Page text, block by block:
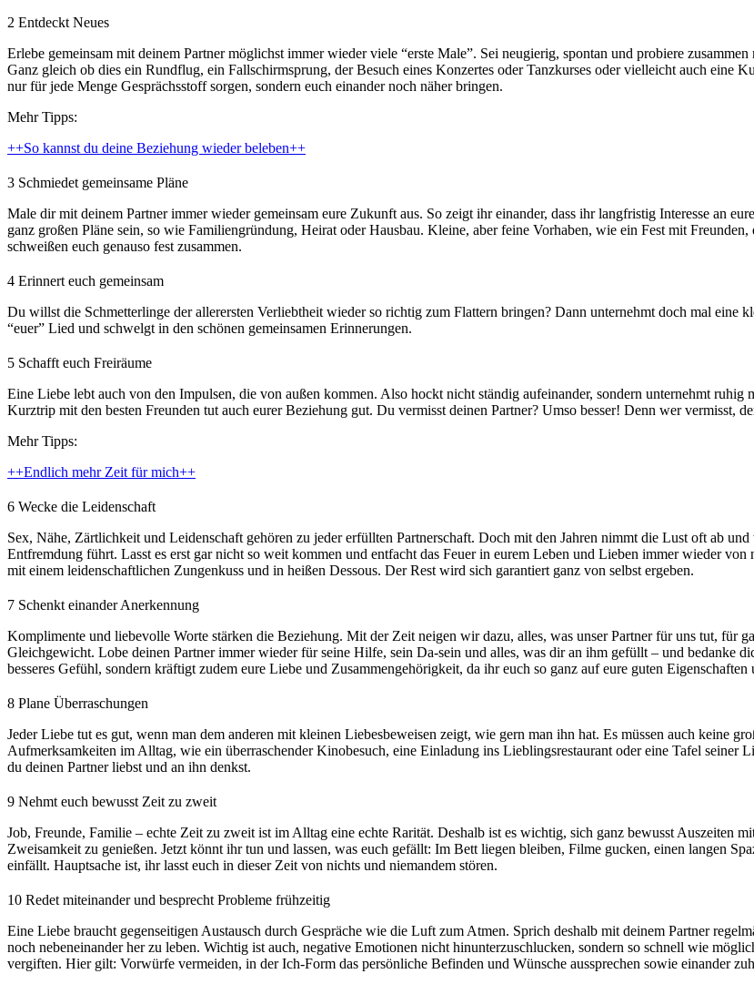
2 Entdeckt Neues
Erlebe gemeinsam mit deinem Partner möglichst immer wieder viele “erste Male”. Sei neugierig, spontan und probiere
Ganz gleich ob dies ein Rundflug, ein Fallschirmsprung, der Besuch eines Konzertes oder Tanzkurses oder vielleicht auch eine
nur für jede Menge Gesprächsstoff sorgen, sondern euch einander noch näher bringen.
Mehr Tipps:
++So kannst du deine Beziehung wieder beleben++
3 Schmiedet gemeinsame Pläne
Male dir mit deinem Partner immer wieder gemeinsam eure Zukunft aus. So zeigt ihr einander, dass ihr langfristig Interesse an
ganz großen Pläne sein, so wie Familiengründung, Heirat oder Hausbau. Kleine, aber feine Vorhaben, wie ein Fest mit
schweißen euch genauso fest zusammen.
4 Erinnert euch gemeinsam
Du willst die Schmetterlinge der allerersten Verliebtheit wieder so richtig zum Flattern bringen? Dann unternehmt doch mal eine
“euer” Lied und schwelgt in den schönen gemeinsamen Erinnerungen.
5 Schafft euch Freiräume
Eine Liebe lebt auch von den Impulsen, die von außen kommen. Also hockt nicht ständig aufeinander, sondern unternehmt ruhig
Kurztrip mit den besten Freunden tut auch eurer Beziehung gut. Du vermisst deinen Partner? Umso besser! Denn wer vermisst,
Mehr Tipps:
++Endlich mehr Zeit für mich++
6 Wecke die Leidenschaft
Sex, Nähe, Zärtlichkeit und Leidenschaft gehören zu jeder erfüllten Partnerschaft. Doch mit den Jahren nimmt die Lust oft ab
Entfremdung führt. Lasst es erst gar nicht so weit kommen und entfacht das Feuer in eurem Leben und Lieben immer wieder
mit einem leidenschaftlichen Zungenkuss und in heißen Dessous. Der Rest wird sich garantiert ganz von selbst ergeben.
7 Schenkt einander Anerkennung
Komplimente und liebevolle Worte stärken die Beziehung. Mit der Zeit neigen wir dazu, alles, was unser Partner für uns tut, für
Gleichgewicht. Lobe deinen Partner immer wieder für seine Hilfe, sein Da-sein und alles, was dir an ihm gefüllt – und bedanke
besseres Gefühl, sondern kräftigt zudem eure Liebe und Zusammengehörigkeit, da ihr euch so ganz auf eure guten
8 Plane Überraschungen
Jeder Liebe tut es gut, wenn man dem anderen mit kleinen Liebesbeweisen zeigt, wie gern man ihn hat. Es müssen auch keine
Aufmerksamkeiten im Alltag, wie ein überraschender Kinobesuch, eine Einladung ins Lieblingsrestaurant oder eine Tafel seiner
du deinen Partner liebst und an ihn denkst.
9 Nehmt euch bewusst Zeit zu zweit
Job, Freunde, Familie – echte Zeit zu zweit ist im Alltag eine echte Rarität. Deshalb ist es wichtig, sich ganz bewusst Auszeiten
Zweisamkeit zu genießen. Jetzt könnt ihr tun und lassen, was euch gefällt: Im Bett liegen bleiben, Filme gucken, einen langen
einfällt. Hauptsache ist, ihr lasst euch in dieser Zeit von nichts und niemandem stören.
10 Redet miteinander und besprecht Probleme frühzeitig
Eine Liebe braucht gegenseitigen Austausch durch Gespräche wie die Luft zum Atmen. Sprich deshalb mit deinem Partner
noch nebeneinander her zu leben. Wichtig ist auch, negative Emotionen nicht hinunterzuschlucken, sondern so schnell wie
vergiften. Hier gilt: Vorwürfe vermeiden, in der Ich-Form das persönliche Befinden und Wünsche aussprechen sowie einander